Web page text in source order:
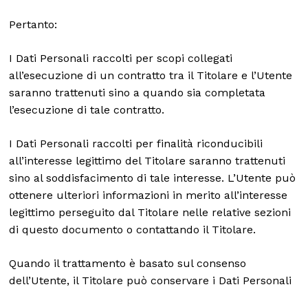
Pertanto:
I Dati Personali raccolti per scopi collegati
all’esecuzione di un contratto tra il Titolare e l’Utente
saranno trattenuti sino a quando sia completata
l’esecuzione di tale contratto.
I Dati Personali raccolti per finalità riconducibili
all’interesse legittimo del Titolare saranno trattenuti
sino al soddisfacimento di tale interesse. L’Utente può
ottenere ulteriori informazioni in merito all’interesse
legittimo perseguito dal Titolare nelle relative sezioni
di questo documento o contattando il Titolare.
Quando il trattamento è basato sul consenso
dell’Utente, il Titolare può conservare i Dati Personali